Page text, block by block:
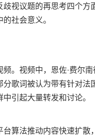
视议题的再思考四个方
社会意义。
。视频中，恩佐·费尔
歌词被认为带有针对法
引起大量转发和讨论。
算法推动内容快速扩散